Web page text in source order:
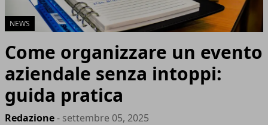
NEWS
Come organizzare un evento
aziendale senza intoppi:
guida pratica
Redazione- settembre 05, 2025